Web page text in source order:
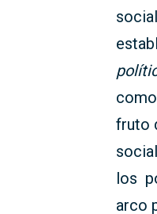
fruto
los
arco